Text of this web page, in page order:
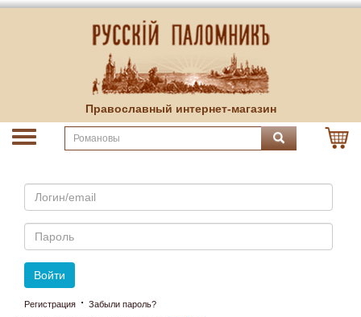
Православный интернет-магазин
Email
Пароль
Войти
Регистрация · Забыли пароль?